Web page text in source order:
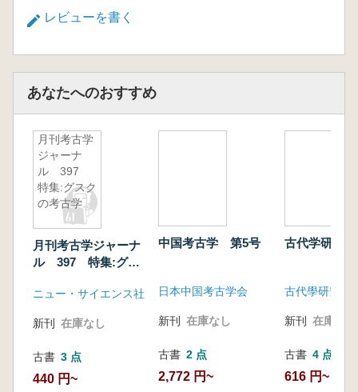
レビューを書く
あなたへのおすすめ
月刊考古学
ジャーナ
ル 397
特集:グスク
の考古学
月刊考古学ジャーナ
ル 397 特集:グス
ニュー・サイエンス社
新刊 在庫なし
古書 3 点
440 円~
中国考古学 第5号
日本中国考古学会
新刊 在庫なし
古書 2 点
2,772 円~
古代学研究
古代學研究会
新刊 在庫なし
古書 4 点
616 円~